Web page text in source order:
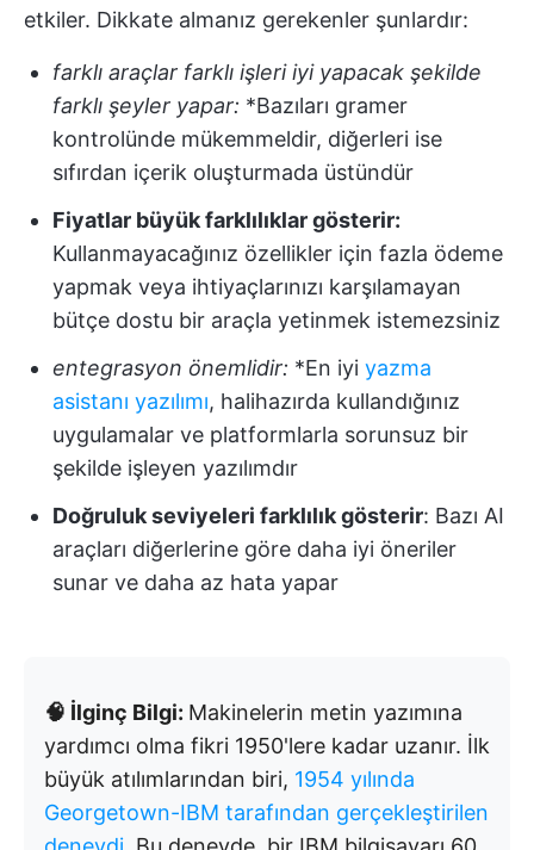
etkiler. Dikkate almanız gerekenler şunlardır:
farklı araçlar farklı işleri iyi yapacak şekilde
farklı şeyler yapar: *Bazıları gramer
kontrolünde mükemmeldir, diğerleri ise
sıfırdan içerik oluşturmada üstündür
Fiyatlar büyük farklılıklar gösterir:
Kullanmayacağınız özellikler için fazla ödeme
yapmak veya ihtiyaçlarınızı karşılamayan
bütçe dostu bir araçla yetinmek istemezsiniz
entegrasyon önemlidir: *En iyi yazma
asistanı yazılımı, halihazırda kullandığınız
uygulamalar ve platformlarla sorunsuz bir
şekilde işleyen yazılımdır
Doğruluk seviyeleri farklılık gösterir: Bazı AI
araçları diğerlerine göre daha iyi öneriler
sunar ve daha az hata yapar
🧠 İlginç Bilgi: Makinelerin metin yazımına
yardımcı olma fikri 1950'lere kadar uzanır. İlk
büyük atılımlarından biri, 1954 yılında
Georgetown-IBM tarafından gerçekleştirilen